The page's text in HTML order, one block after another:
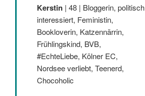
Kerstin | 48 | Bloggerin, politisch
interessiert, Feministin,
Bookloverin, Katzennärrin,
Frühlingskind, BVB,
#EchteLiebe, Kölner EC,
Nordsee verliebt, Teenerd,
Chocoholic